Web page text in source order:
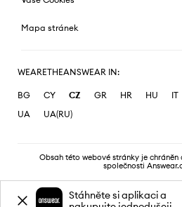
Mapa stránek
WEARETHEANSWEAR IN:
BG CY CZ GR HR HU IT
UA
UA(RU)
Obsah této webové stránky je
společnosti
Stáhněte si aplikaci a